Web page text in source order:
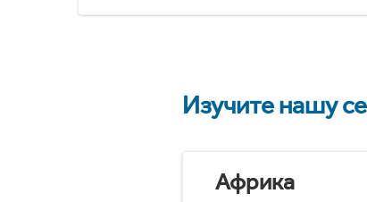
Изучите нашу
Африка